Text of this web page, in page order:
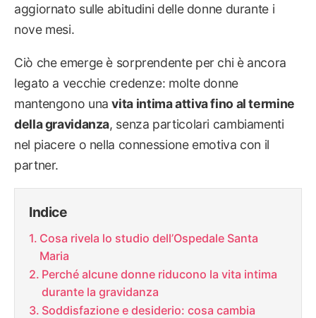
aggiornato sulle abitudini delle donne durante i
nove mesi.
Ciò che emerge è sorprendente per chi è ancora
legato a vecchie credenze: molte donne
mantengono unavita intima attiva fino al termine
della gravidanza, senza particolari cambiamenti
nel piacere o nella connessione emotiva con il
partner.
Indice
Cosa rivela lo studio dell’Ospedale Santa
Maria
Perché alcune donne riducono la vita intima
durante la gravidanza
Soddisfazione e desiderio: cosa cambia